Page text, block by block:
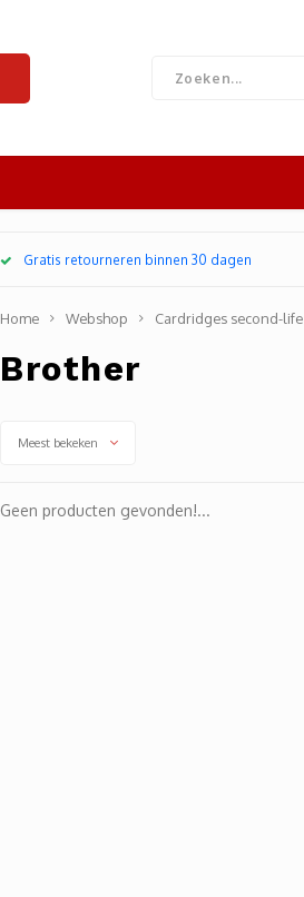
Gratis retourneren binnen 30 dagen
Home Webshop Cardridges second-life
Brother
Meest bekeken
Geen producten gevonden!...